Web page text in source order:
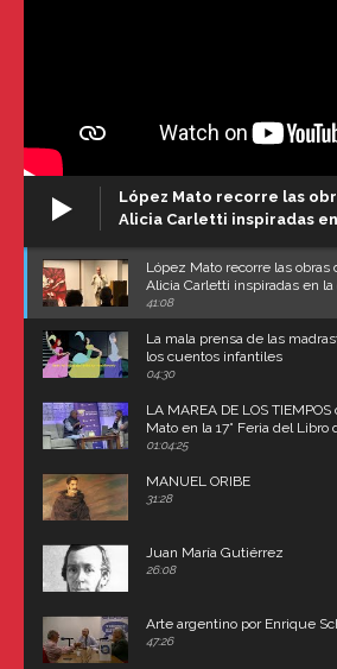
López Mato recorre las
Alicia Carletti inspiradas
López Mato recorre las obras
Alicia Carletti inspiradas en
Carroll
41:08
La mala prensa de las
los cuentos infantiles
04:30
LA MAREA DE LOS
Mato en la 17° Feria del Libro
(Uruguay)
01:04:25
MANUEL ORIBE
31:28
Juan María Gutiérrez
26:08
Arte argentino por Enrique
47:26